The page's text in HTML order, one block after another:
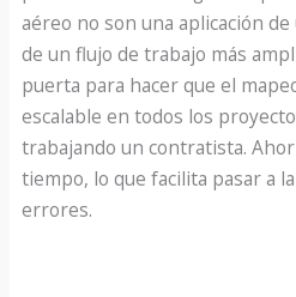
aéreo no son una aplicación
de un flujo de trabajo más
puerta para hacer que el
escalable en todos los
trabajando un contratista.
tiempo, lo que facilita pasar a
errores.